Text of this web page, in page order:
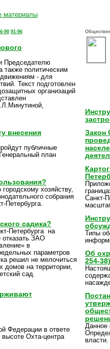
материалы
90 91-96
Председателю
также политическим
- для
Текст подготовлен
организаций
внесения
публичные
план
хозяйству,
собрания
Петербурга.
садика?
Петербурга на
отказать ЗАО
в
параметров
решил не мелочиться
домов на территории,
сад.
Федерации в ответе
Охта-центра
Закон
Санкт-
Типы
Об
254-38)
Данное
власти.